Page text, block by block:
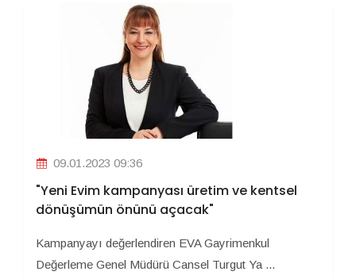
09.01.2023 09:36
"Yeni Evim kampanyası üretim ve kentsel
dönüşümün önünü açacak"
Kampanyayı değerlendiren EVA Gayrimenkul
Değerleme Genel Müdürü Cansel Turgut Ya ...